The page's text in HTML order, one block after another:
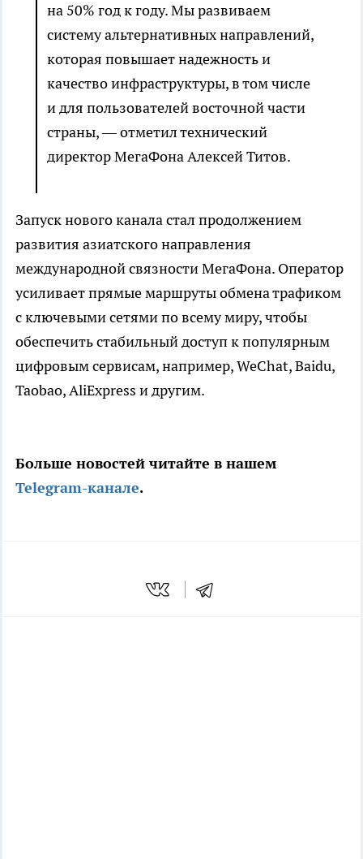
на 50% год к году. Мы развиваем
систему альтернативных направлений,
которая повышает надежность и
качество инфраструктуры, в том числе
и для пользователей восточной части
страны, — отметил технический
директор МегаФона Алексей Титов.
Запуск нового канала стал продолжением
развития азиатского направления
международной связности МегаФона. Оператор
усиливает прямые маршруты обмена трафиком
с ключевыми сетями по всему миру, чтобы
обеспечить стабильный доступ к популярным
цифровым сервисам, например, WeChat, Baidu,
Taobao, AliExpress и другим.
Больше новостей читайте в нашем
Telegram-канале.